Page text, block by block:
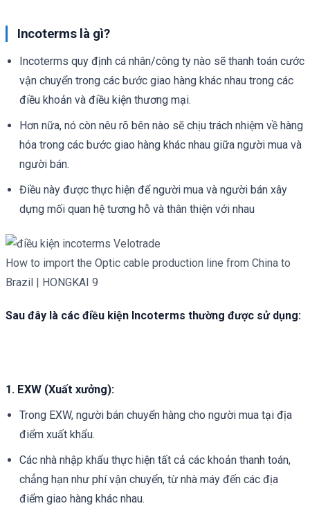
Incoterms là gì?
Incoterms quy định cá nhân/công ty nào sẽ thanh toán cước
vận chuyển trong các bước giao hàng khác nhau trong các
điều khoản và điều kiện thương mại.
Hơn nữa, nó còn nêu rõ bên nào sẽ chịu trách nhiệm về hàng
hóa trong các bước giao hàng khác nhau giữa người mua và
người bán.
Điều này được thực hiện để người mua và người bán xây
dựng mối quan hệ tương hỗ và thân thiện với nhau
How to import the Optic cable production line from China to
Brazil | HONGKAI 9
Sau đây là các điều kiện Incoterms thường được sử dụng:
1. EXW (Xuất xưởng):
Trong EXW, người bán chuyển hàng cho người mua tại địa
điểm xuất khẩu.
Các nhà nhập khẩu thực hiện tất cả các khoản thanh toán,
chẳng hạn như phí vận chuyển, từ nhà máy đến các địa
điểm giao hàng khác nhau.